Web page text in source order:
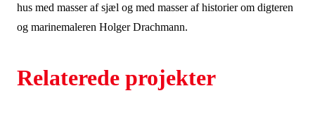
hus med masser af sjæl og med masser af historier om digteren
og marinemaleren Holger Drachmann.
Relaterede projekter